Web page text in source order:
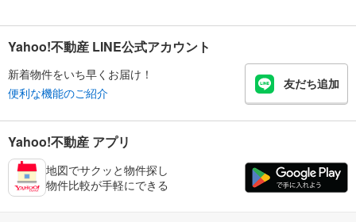
Yahoo!不動産 LINE公式アカウント
新着物件をいち早くお届け！
便利な機能のご紹介
友だち追加
Yahoo!不動産 アプリ
地図でサクッと物件探し
物件比較が手軽にできる